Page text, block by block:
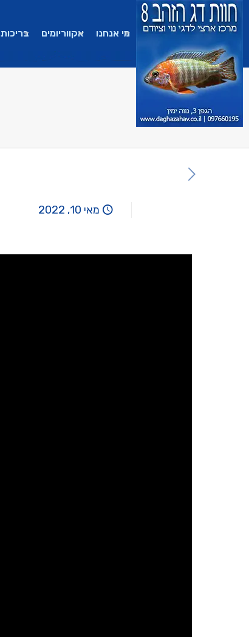
מי אנחנו אקווריומים בריכות
מאי 10, 2022